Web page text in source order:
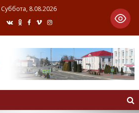
Суббота, 8.08.2026